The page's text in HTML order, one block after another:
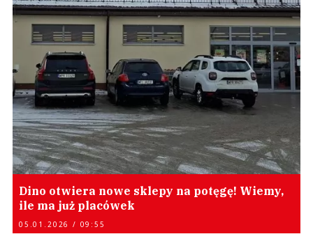
Dino otwiera nowe sklepy na potęgę! Wiemy,
ile ma już placówek
05.01.2026 / 09:55